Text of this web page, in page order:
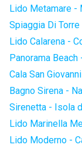
Lido Metamare -
Spiaggia Di
Lido Calarena -
Panorama
Cala San
Bagno Sirena -
Sirenetta - Isola
Lido Marinella
Lido Moderno -